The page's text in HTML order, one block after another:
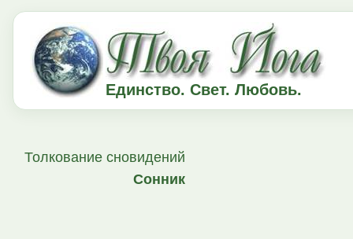
Единство. Свет. Любовь.
Толкование сновидений
Сонник